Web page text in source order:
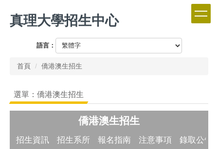
到
主真理大學招生中心
語言：
首頁 僑港澳生招生
選單：僑港澳生招生
僑港澳生招生
招生資訊 招生系所 報名指南 注意事項 錄取公告